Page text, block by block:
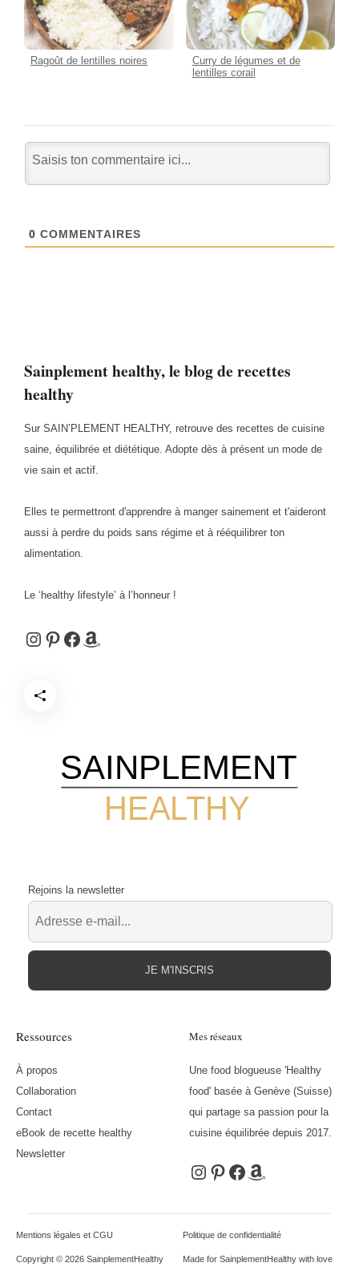
Sainplement healthy, le blog de recettes
healthy
Sur SAIN’PLEMENT HEALTHY, retrouve des recettes de cuisine
saine, équilibrée et diététique. Adopte dès à présent un mode de
vie sain et actif.
Elles te permettront d'apprendre à manger sainement et t'aideront
aussi à perdre du poids sans régime et à rééquilibrer ton
alimentation.
Le ‘healthy lifestyle’ à l’honneur !
Instagram
Pinterest
Facebook
Amazon
Ragoût de lentilles noires
Curry de légumes et de
lentilles corail
0 COMMENTAIRES
HEALTHY
SAINPLEMENT
Ressources
À propos
Collaboration
Contact
eBook de recette healthy
Newsletter
Mes réseaux
Une food blogueuse 'Healthy
food' basée à Genève (Suisse)
qui partage sa passion pour la
cuisine équilibrée depuis 2017.
Instagram
Pinterest
Facebook
Amazon
Rejoins la newsletter
JE M'INSCRIS
Mentions légales et CGU Politique de confidentialité
Copyright © 2026 SainplementHealthy Made for SainplementHealthy with love